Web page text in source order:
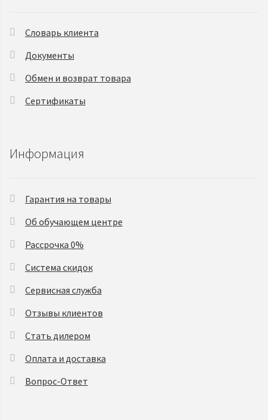
Словарь клиента
Документы
Обмен и возврат товара
Сертификаты
Информация
Гарантия на товары
Об обучающем центре
Рассрочка 0%
Система скидок
Сервисная служба
Отзывы клиентов
Стать дилером
Оплата и доставка
Вопрос-Ответ